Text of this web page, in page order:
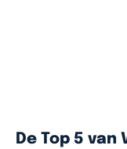
De Top 5 van